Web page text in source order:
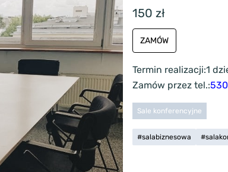
150 zł
ZAMÓW
Termin realizacji:1
Zamów przez tel.:
Sale konferencyjne
#salabiznesowa